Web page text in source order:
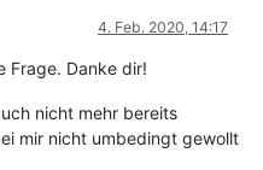
4. Feb. 2020, 14:17
Frage. Danke dir!
nicht mehr bereits
mir nicht umbedingt gewollt